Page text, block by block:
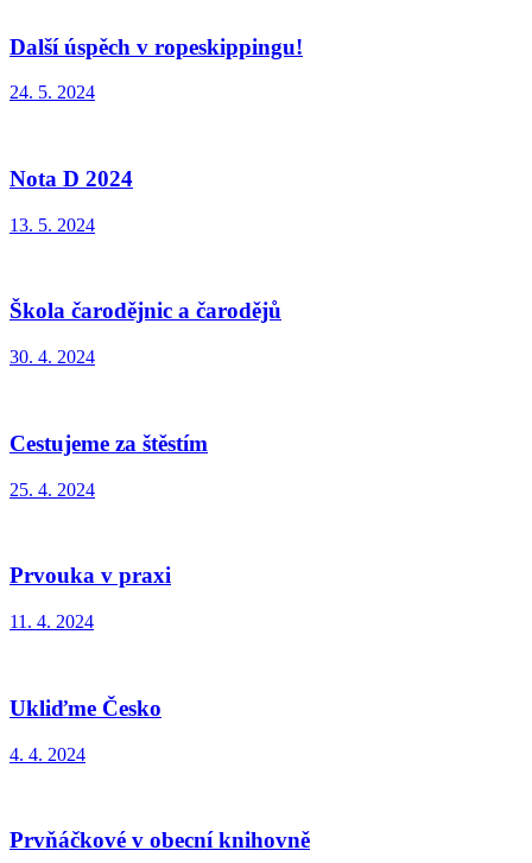
Další úspěch v ropeskippingu!
24. 5. 2024
Nota D 2024
13. 5. 2024
Škola čarodějnic a čarodějů
30. 4. 2024
Cestujeme za štěstím
25. 4. 2024
Prvouka v praxi
11. 4. 2024
Ukliďme Česko
4. 4. 2024
Prvňáčkové v obecní knihovně